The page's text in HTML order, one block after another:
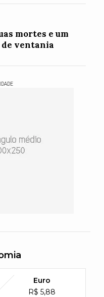
mortes e um
de ventania
Euro
R$ 5,88